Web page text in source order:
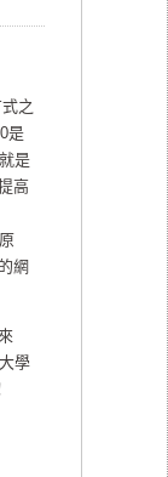
之
是
是
高
網
學